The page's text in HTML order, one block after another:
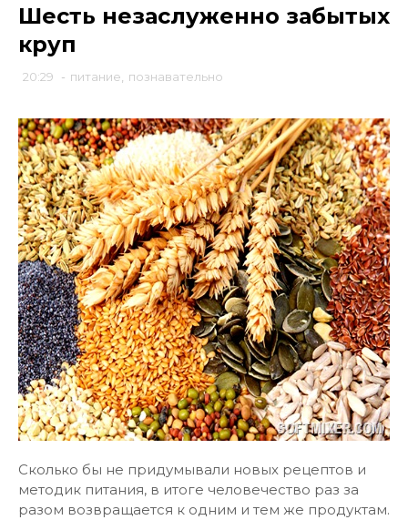
Шесть незаслуженно забытых
круп
20:29 - питание познавательно
Сколько бы не придумывали новых рецептов и
методик питания, в итоге человечество раз за
разом возвращается к одним и тем же продуктам.